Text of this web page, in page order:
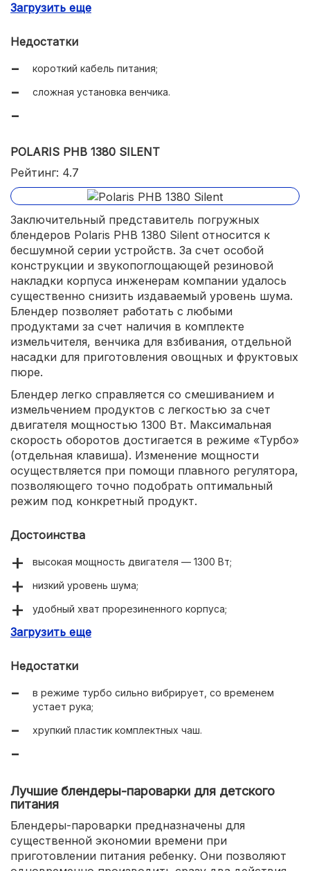
работы.
Загрузить еще
Недостатки
короткий кабель питания;
сложная установка венчика.
POLARIS PHB 1380 SILENT
Рейтинг: 4.7
Заключительный представитель погружных
блендеров Polaris PHB 1380 Silent относится к
бесшумной серии устройств. За счет особой
конструкции и звукопоглощающей резиновой
накладки корпуса инженерам компании удалось
существенно снизить издаваемый уровень шума.
Блендер позволяет работать с любыми
продуктами за счет наличия в комплекте
измельчителя, венчика для взбивания, отдельной
насадки для приготовления овощных и фруктовых
пюре.
Блендер легко справляется со смешиванием и
измельчением продуктов с легкостью за счет
двигателя мощностью 1300 Вт. Максимальная
скорость оборотов достигается в режиме «Турбо»
(отдельная клавиша). Изменение мощности
осуществляется при помощи плавного регулятора,
позволяющего точно подобрать оптимальный
режим под конкретный продукт.
Достоинства
высокая мощность двигателя — 1300 Вт;
низкий уровень шума;
удобный хват прорезиненного корпуса;
позволяет работать с любыми продуктами.
Загрузить еще
Недостатки
в режиме турбо сильно вибрирует, со временем
устает рука;
хрупкий пластик комплектных чаш.
Лучшие блендеры-пароварки для детского
питания
Блендеры-пароварки предназначены для
существенной экономии времени при
приготовлении питания ребенку. Они позволяют